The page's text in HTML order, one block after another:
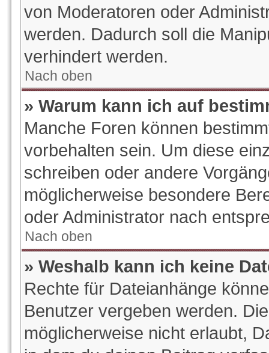
von Moderatoren oder
werden. Dadurch soll die
verhindert werden.
Nach oben
» Warum kann ich auf
Manche Foren können
vorbehalten sein. Um diese
schreiben oder andere
möglicherweise besondere
oder Administrator nach
Nach oben
» Weshalb kann ich keine
Rechte für Dateianhänge
Benutzer vergeben werden.
möglicherweise nicht erlaubt,